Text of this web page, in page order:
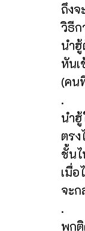
ถึงจ
วิธีก
นำ
หันเ
(คน
.
นำ
ตรง
ชั้น
เมื่อ
จะก
.
พก